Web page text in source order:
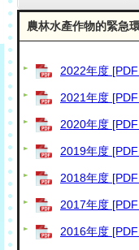
農林水產作物的緊急
2022年度
2021年度
2020年度
2019年度
2018年度
2017年度
2016年度